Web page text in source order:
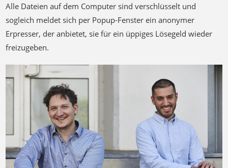
Alle Dateien auf dem Computer sind verschlüsselt und
sogleich meldet sich per Popup-Fenster ein anonymer
Erpresser, der anbietet, sie für ein üppiges Lösegeld wieder
freizugeben.